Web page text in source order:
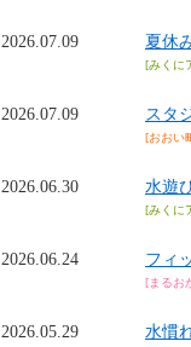
2026.07.09 夏休
[みくに
2026.07.09 スタ
[おおい
2026.06.30 水遊
[みくに
2026.06.24 フィ
[まるお
2026.05.29 水慣